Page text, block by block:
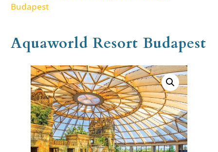
Budapest
Aquaworld Resort Budapest